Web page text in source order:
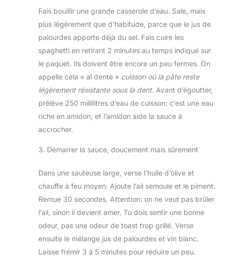
Fais bouillir une grande casserole d’eau. Sale, mais
plus légèrement que d’habitude, parce que le jus de
palourdes apporte déjà du sel. Fais cuire les
spaghetti en retirant 2 minutes au temps indiqué sur
le paquet. Ils doivent être encore un peu fermes. On
appelle cela « al dente » cuisson où la pâte reste
légèrement résistante sous la dent. Avant d’égoutter,
prélève 250 millilitres d’eau de cuisson: c’est une eau
riche en amidon, et l’amidon aide la sauce à
accrocher.
3. Démarrer la sauce, doucement mais sûrement
Dans une sauteuse large, verse l’huile d’olive et
chauffe à feu moyen. Ajoute l’ail semoule et le piment.
Remue 30 secondes. Attention: on ne veut pas brûler
l’ail, sinon il devient amer. Tu dois sentir une bonne
odeur, pas une odeur de toast trop grillé. Verse
ensuite le mélange jus de palourdes et vin blanc.
Laisse frémir 3 à 5 minutes pour réduire un peu.